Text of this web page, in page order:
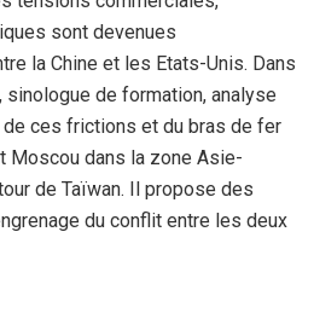
sont devenues
la Chine et les Etats-Unis. Dans
sinologue de formation, analyse
ces frictions et du bras de fer
Moscou dans la zone Asie-
de Taïwan. Il propose des
du conflit entre les deux